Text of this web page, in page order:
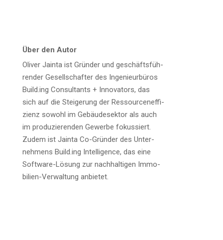
Über den Autor
Oli­ver Jain­ta ist Grün­der und geschäfts­füh­
ren­der Gesell­schaf­ter des Inge­nieur­bü­ros
Build.ing Con­sul­tants + Inno­va­tors, das
sich auf die Stei­ge­rung der Res­sour­cen­ef­fi­
zi­enz sowohl im Gebäu­de­sek­tor als auch
im pro­du­zie­ren­den Gewer­be fokus­siert.
Zudem ist Jain­ta Co-Grün­der des Unter­
neh­mens Build.ing Intel­li­gence, das eine
Soft­ware-Lösung zur nach­hal­ti­gen Immo­
bi­li­en-Ver­wal­tung anbietet.